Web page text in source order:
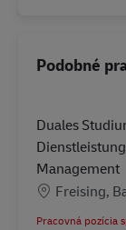
Podobné
Duales
Management
MiestoFreising,
Pracovná pozícia